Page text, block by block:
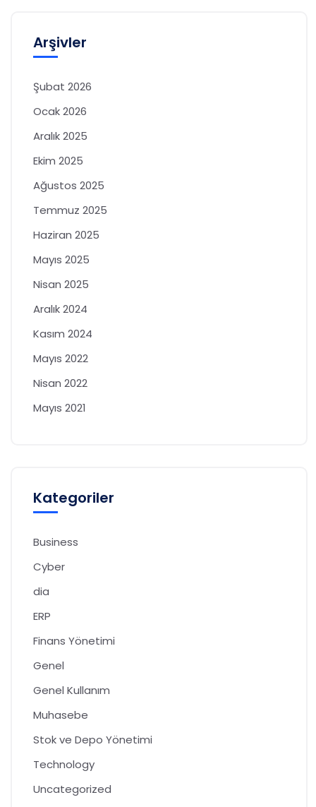
Arşivler
Şubat 2026
Ocak 2026
Aralık 2025
Ekim 2025
Ağustos 2025
Temmuz 2025
Haziran 2025
Mayıs 2025
Nisan 2025
Aralık 2024
Kasım 2024
Mayıs 2022
Nisan 2022
Mayıs 2021
Kategoriler
Business
Cyber
dia
ERP
Finans Yönetimi
Genel
Genel Kullanım
Muhasebe
Stok ve Depo Yönetimi
Technology
Uncategorized